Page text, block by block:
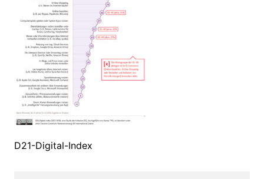
D21-Digital-Index